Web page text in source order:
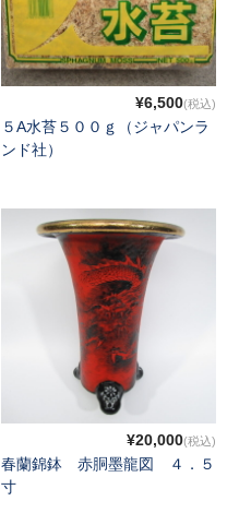
¥6,500(税込)
５A水苔５００ｇ（ジャパンラ
ンド社）
¥20,000(税込)
春蘭錦鉢 赤胴墨龍図 ４．５
寸